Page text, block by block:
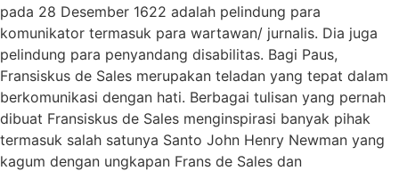
pada 28 Desember 1622 adalah pelindung para
komunikator termasuk para wartawan/ jurnalis. Dia juga
pelindung para penyandang disabilitas. Bagi Paus,
Fransiskus de Sales merupakan teladan yang tepat dalam
berkomunikasi dengan hati. Berbagai tulisan yang pernah
dibuat Fransiskus de Sales menginspirasi banyak pihak
termasuk salah satunya Santo John Henry Newman yang
kagum dengan ungkapan Frans de Sales dan